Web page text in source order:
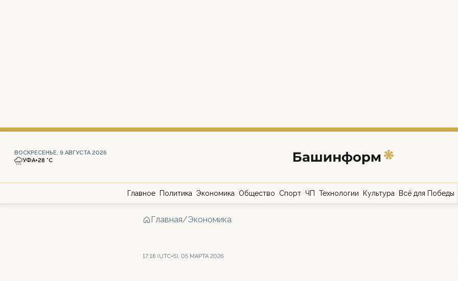
ВОСКРЕСЕНЬЕ, 9 АВГУСТА 2026
УФА+28 °С
Главное Политика Экономика Общество Спорт ЧП Технологии Культура Всё для Победы
Главная/Экономика
17:18 (UTC+5), 05 МАРТА 2026